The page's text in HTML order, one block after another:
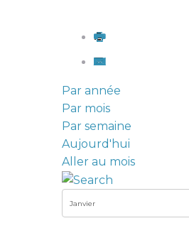
Par année
Par mois
Par semaine
Aujourd'hui
Aller au mois